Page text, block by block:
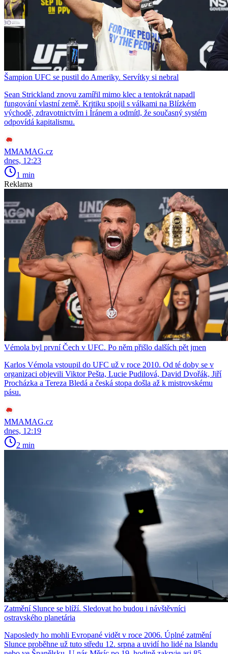
Šampion UFC se pustil do Ameriky. Servítky si nebral
Sean Strickland znovu zamířil mimo klec a tentokrát napadl
fungování vlastní země. Kritiku spojil s válkami na Blízkém
východě, zdravotnictvím i Íránem a odmítl, že současný systém
odpovídá kapitalismu.
MMAMAG.cz
dnes, 12:23
1 min
Reklama
Vémola byl první Čech v UFC. Po něm přišlo dalších pět jmen
Karlos Vémola vstoupil do UFC už v roce 2010. Od té doby se v
organizaci objevili Viktor Pešta, Lucie Pudilová, David Dvořák, Jiří
Procházka a Tereza Bledá a česká stopa došla až k mistrovskému
pásu.
MMAMAG.cz
dnes, 12:19
2 min
Zatmění Slunce se blíží. Sledovat ho budou i návštěvníci
ostravského planetária
Naposledy ho mohli Evropané vidět v roce 2006. Úplné zatmění
Slunce proběhne už tuto středu 12. srpna a uvidí ho lidé na Islandu